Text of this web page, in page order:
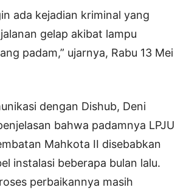
ada kejadian kriminal yang
gelap akibat lampu
padam,” ujarnya, Rabu 13 Mei
dengan Dishub, Deni
bahwa padamnya LPJU
Mahkota II disebabkan
instalasi beberapa bulan lalu.
perbaikannya masih